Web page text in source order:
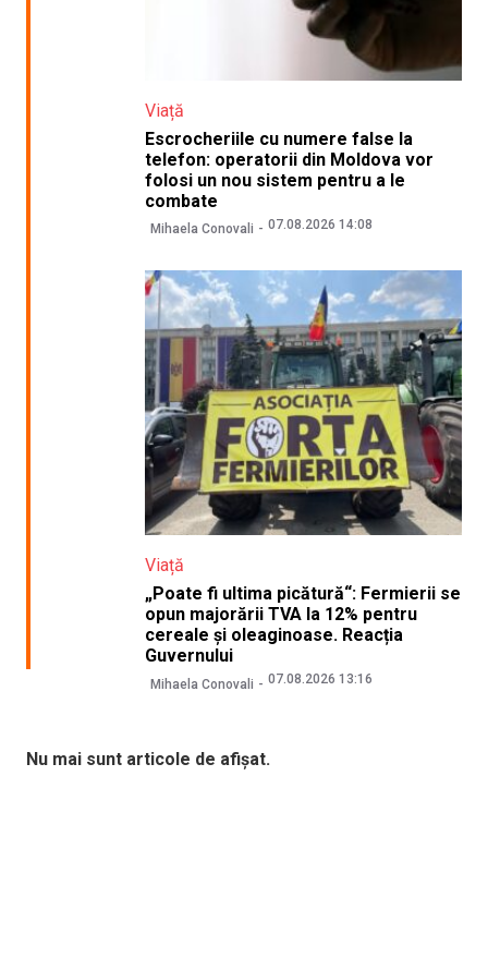
Viață
Escrocheriile cu numere false la
telefon: operatorii din Moldova vor
folosi un nou sistem pentru a le
combate
Mihaela Conovali 07.08.2026 14:08
Viață
„Poate fi ultima picătură“: Fermierii se
opun majorării TVA la 12% pentru
cereale și oleaginoase. Reacția
Guvernului
Mihaela Conovali 07.08.2026 13:16
Nu mai sunt articole de afișat.